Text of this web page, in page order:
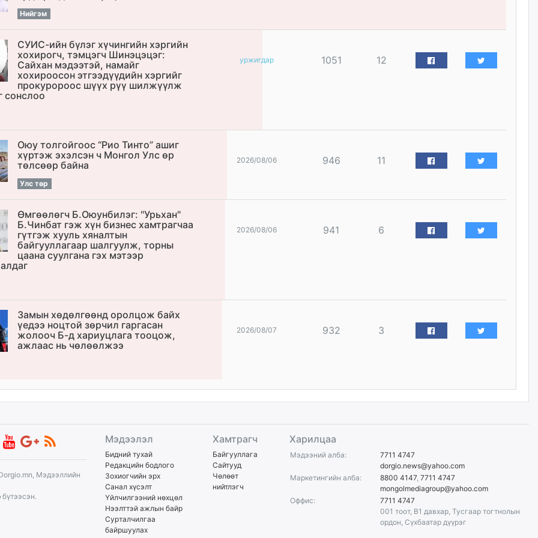
шинжтэй 103 бүртгэлээс
нийслэлийн бизнес
тулд барилгатай холбоотой бүх
цахим систем танилцуулна
дурдлаа
2026/08/06
Өмгөөлөгч Б.Оюунбилэг:
"Урьхан" Б.Чинбат гэж хүн
бизнес хамтрагчаа гүтгэж
хууль хяналтын байгууллагаар
Нийгэм
СУИС-ийн бүлэг хүчингийн хэргийн
хохирогч, тэмцэгч Шинэцэцэг:
Сайхан мэдээтэй, намайг
хохироосон этгээдүүдийн хэргийг
прокуророос шүүх рүү шилжүүлж
сонслоо
уржигдар 1051 12
Оюу толгойгоос “Рио Тинто” ашиг
хүртэж эхэлсэн ч Монгол Улс өр
төлсөөр байна
Улс төр
2026/08/06 946 11
Өмгөөлөгч Б.Оюунбилэг: "Урьхан"
Б.Чинбат гэж хүн бизнес хамтрагчаа
гүтгэж хууль хяналтын
байгууллагаар шалгуулж, торны
цаана суулгана гэх мэтээр
2026/08/06 941 6
Замын хөдөлгөөнд оролцож байх
үедээ ноцтой зөрчил гаргасан
жолооч Б-д хариуцлага тооцож,
ажлаас нь чөлөөлжээ
2026/08/07 932 3
Мэдээллийн
бүтээсэн.
Мэдээлэл
Бидний тухай
Редакцийн бодлого
Зохиогчийн эрх
Санал хүсэлт
Үйлчилгээний нөхцөл
Нээлттэй ажлын байр
Сурталчилгаа
байршуулах
Хамтрагч
Байгууллага
Сайтууд
Чөлөөт
нийтлэгч
Харилцаа
Мэдээний алба:
7711 4747
dorgio.news@yahoo.com
Маркетингийн алба:
8800 4147, 7711 4747
mongolmediagroup@yahoo.com
Оффис:
7711 4747
001 тоот, B1 давхар, Тусгаар тогтнолын
ордон, Сүхбаатар дүүрэг